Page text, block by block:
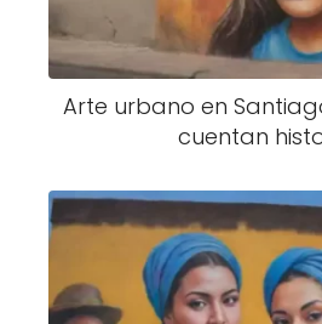
Arte urbano en
cuentan